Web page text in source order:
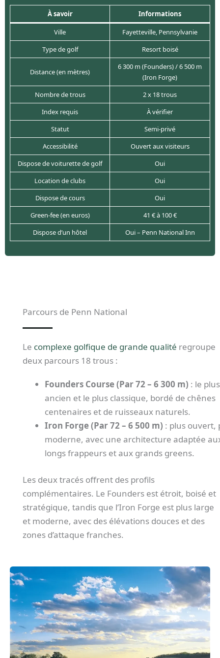
À savoir Informations
Ville
Fayetteville, Pennsylvanie
Type de golf
Resort boisé
Distance (en mètres)
6 300 m (Founders) / 6 500 m
(Iron Forge)
Nombre de trous
2 x 18 trous
Index requis
À vérifier
Statut
Semi-privé
Accessibilité
Ouvert aux visiteurs
Dispose de voiturette de golf
Oui
Location de clubs
Oui
Dispose de cours
Oui
Green-fee (en euros)
41 € à 100 €
Dispose d’un hôtel
Oui – Penn National Inn
Parcours de Penn National
Le complexe golfique de grande qualité regroupe
deux parcours 18 trous :
Founders Course (Par 72 – 6 300 m) : le plus
ancien et le plus classique, bordé de chênes
centenaires et de ruisseaux naturels.
Iron Forge (Par 72 – 6 500 m) : plus ouvert,
moderne, avec une architecture adaptée
longs frappeurs et aux grands greens.
Les deux tracés offrent des profils
complémentaires. Le Founders est étroit, boisé et
stratégique, tandis que l’Iron Forge est plus large
et moderne, avec des élévations douces et des
zones d’attaque franches.